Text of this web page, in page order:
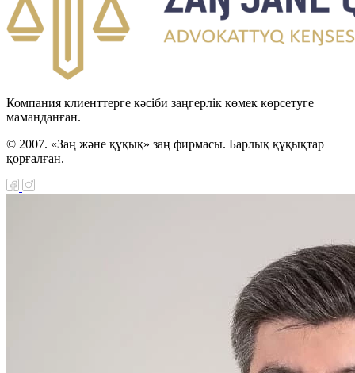
Компания клиенттерге кәсіби заңгерлік көмек көрсетуге
маманданған.
© 2007. «Заң және құқық» заң фирмасы. Барлық құқықтар
қорғалған.